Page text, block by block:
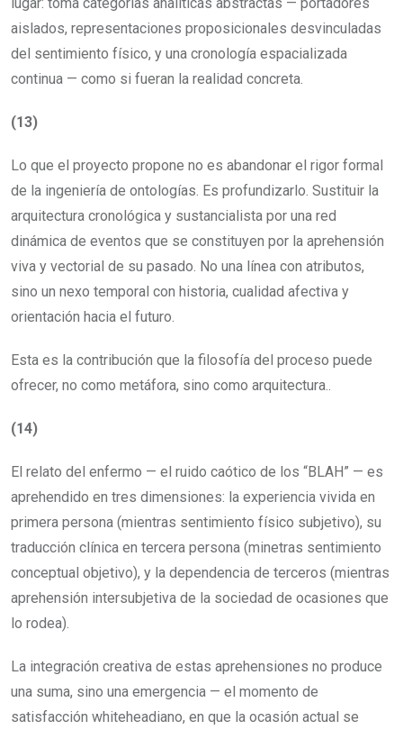
lugar: toma categorías analíticas abstractas — portadores
aislados, representaciones proposicionales desvinculadas
del sentimiento físico, y una cronología espacializada
continua — como si fueran la realidad concreta.
(13)
Lo que el proyecto propone no es abandonar el rigor formal
de la ingeniería de ontologías. Es profundizarlo. Sustituir la
arquitectura cronológica y sustancialista por una red
dinámica de eventos que se constituyen por la aprehensión
viva y vectorial de su pasado. No una línea con atributos,
sino un nexo temporal con historia, cualidad afectiva y
orientación hacia el futuro.
Esta es la contribución que la filosofía del proceso puede
ofrecer, no como metáfora, sino como arquitectura..
(14)
El relato del enfermo — el ruido caótico de los “BLAH” — es
aprehendido en tres dimensiones: la experiencia vivida en
primera persona (mientras sentimiento físico subjetivo), su
traducción clínica en tercera persona (minetras sentimiento
conceptual objetivo), y la dependencia de terceros (mientras
aprehensión intersubjetiva de la sociedad de ocasiones que
lo rodea).
La integración creativa de estas aprehensiones no produce
una suma, sino una emergencia — el momento de
satisfacción whiteheadiano, en que la ocasión actual se